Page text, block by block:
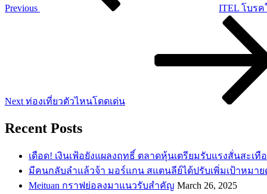
Previous
ITEL โบรค
Next ท่องเที่ยวตัวไหนโดดเด่น
Recent Posts
เดือด! เงินเฟ้อยังแผลงฤทธิ์ ตลาดหุ้นเตรียมรับแรงสั่นสะเทื
มีคนกลับลำแล้วจ้า มอร์แกน สแตนลีย์ได้ปรับเพิ่มเป้าหมา
Meituan กราฟย่อลงมาแนวรับสำคัญ March 26, 2025